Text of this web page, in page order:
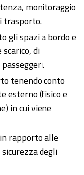
monitoraggio
trasporto.
gli spazi a bordo e
di
tenendo conto
esterno (fisico e
in cui viene
rapporto alle
degli